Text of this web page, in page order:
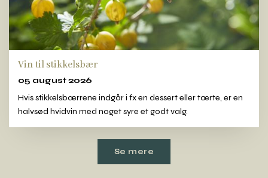
Vin til stikkelsbær
05 august 2026
Hvis stikkelsbærrene indgår i fx en dessert eller tærte, er en
halvsød hvidvin med noget syre et godt valg.
Se mere